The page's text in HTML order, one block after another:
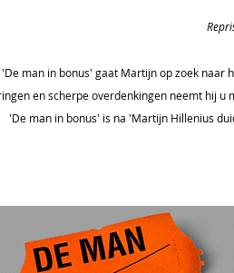
'De man in bonus' gaat Martijn op zoek naar
en scherpe overdenkingen neemt hij u
'De man in bonus' is na 'Martijn Hillenius